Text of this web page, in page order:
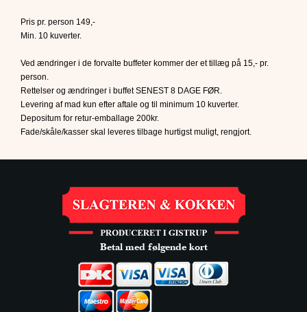
Pris pr. person 149,-
Min. 10 kuverter.
Ved ændringer i de forvalte buffeter kommer der et tillæg på 15,- pr.
person.
Rettelser og ændringer i buffet SENEST 8 DAGE FØR.
Levering af mad kun efter aftale og til minimum 10 kuverter.
Depositum for retur-emballage 200kr.
Fade/skåle/kasser skal leveres tilbage hurtigst muligt, rengjort.
Betal med følgende kort